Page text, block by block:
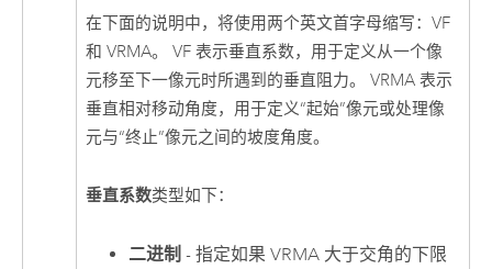
在下面的说明中，将使用两个英文首字母缩写：VF
和 VRMA。 VF 表示垂直系数，用于定义从一个像
元移至下一像元时所遇到的垂直阻力。 VRMA 表示
垂直相对移动角度，用于定义“起始”像元或处理像
元与“终止”像元之间的坡度角度。
垂直系数类型如下：
二进制 - 指定如果 VRMA 大于交角的下限